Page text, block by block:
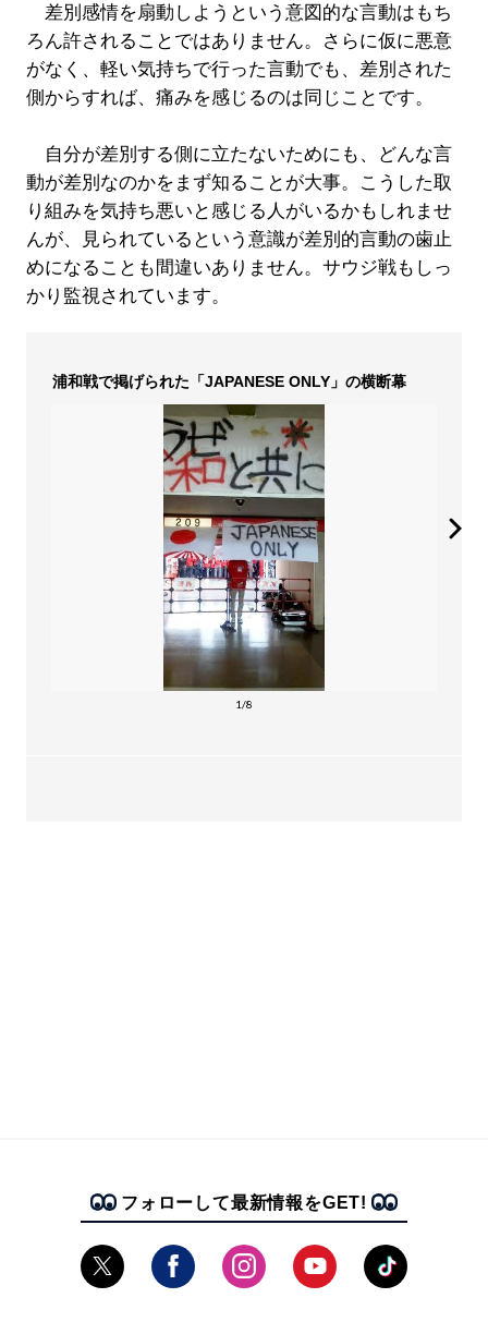
差別感情を扇動しようという意図的な言動はもち
ろん許されることではありません。さらに仮に悪意
がなく、軽い気持ちで行った言動でも、差別された
側からすれば、痛みを感じるのは同じことです。
自分が差別する側に立たないためにも、どんな言
動が差別なのかをまず知ることが大事。こうした取
り組みを気持ち悪いと感じる人がいるかもしれませ
んが、見られているという意識が差別的言動の歯止
めになることも間違いありません。サウジ戦もしっ
かり監視されています。
浦和戦で掲げられた「JAPANESE ONLY」の横断幕
1/8
フォローして最新情報をGET!